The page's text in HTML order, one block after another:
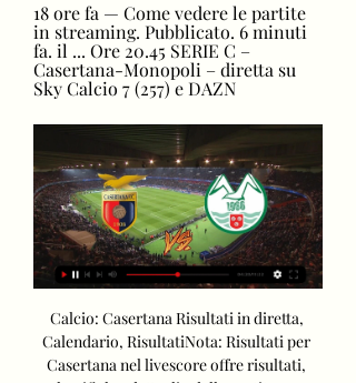
18 ore fa — Come vedere le partite
in streaming. Pubblicato. 6 minuti
fa. il ... Ore 20.45 SERIE C –
Casertana-Monopoli – diretta su
Sky Calcio 7 (257) e DAZN
Calcio: Casertana Risultati in diretta,
Calendario, RisultatiNota: Risultati per
Casertana nel livescore offre risultati,